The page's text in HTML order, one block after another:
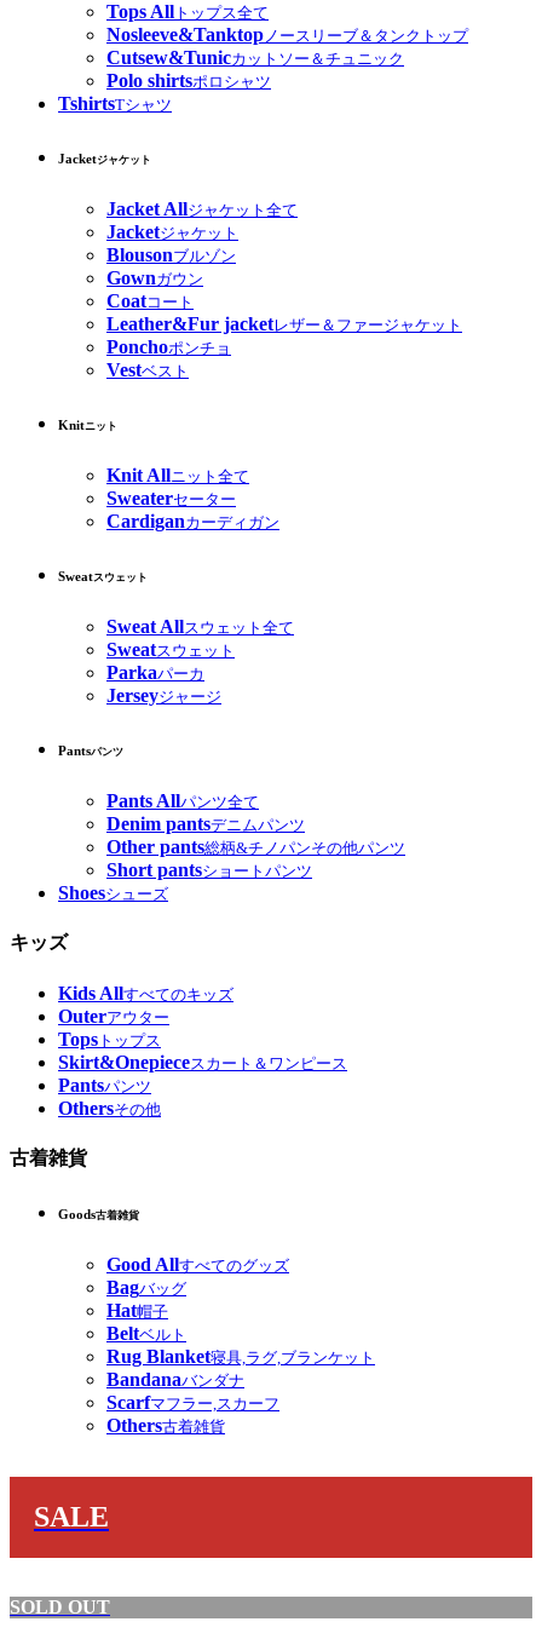
Tops All トップス全て
Nosleeve&Tanktopノースリーブ＆タンクトップ
Cutsew&Tunicカットソー＆チュニック
Polo shirtsポロシャツ
TshirtsTシャツ
Jacketジャケット
Jacket Allジャケット全て
Jacketジャケット
Blousonブルゾン
Gownガウン
Coatコート
Leather&Fur jacketレザー＆ファージャケット
Ponchoポンチョ
Vestベスト
Knitニット
Knit Allニット全て
Sweaterセーター
Cardiganカーディガン
Sweatスウェット
Sweat Allスウェット全て
Sweatスウェット
Parkaパーカ
Jerseyジャージ
Pantsパンツ
Pants Allパンツ全て
Denim pantsデニムパンツ
Other pants総柄&チノパンその他パンツ
Short pantsショートパンツ
Shoesシューズ
キッズ
Kids Allすべてのキッズ
Outerアウター
Tops トップス
Skirt&Onepieceスカート＆ワンピース
Pantsパンツ
Othersその他
古着雑貨
Goods古着雑貨
Good Allすべてのグッズ
Bagバッグ
Hat帽子
Beltベルト
Rug Blanket寝具,ラグ,ブランケット
Bandanaバンダナ
Scarfマフラー,スカーフ
Others古着雑貨
SALE
SOLD OUT